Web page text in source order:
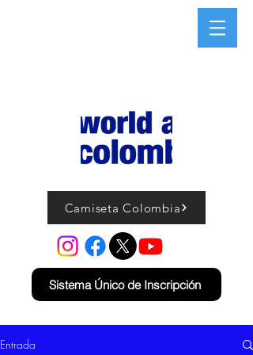
Camiseta Colombia
Sistema Único de Inscripción
Entrada